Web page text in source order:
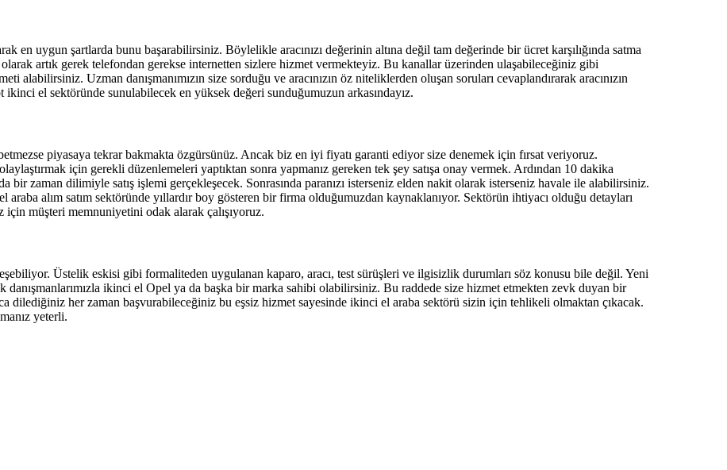
en uygun şartlarda bunu başarabilirsiniz. Böylelikle aracınızı değerinin altına değil tam değerinde bir ücret karşılığında satma
olarak artık gerek telefondan gerekse internetten sizlere hizmet vermekteyiz. Bu kanallar üzerinden ulaşabileceğiniz gibi
alabilirsiniz. Uzman danışmanımızın size sorduğu ve aracınızın öz niteliklerden oluşan soruları cevaplandırarak aracınızın
el sektöründe sunulabilecek en yüksek değeri sunduğumuzun arkasındayız.
piyasaya tekrar bakmakta özgürsünüz. Ancak biz en iyi fiyatı garanti ediyor size denemek için fırsat veriyoruz.
için gerekli düzenlemeleri yaptıktan sonra yapmanız gereken tek şey satışa onay vermek. Ardından 10 dakika
bir zaman dilimiyle satış işlemi gerçekleşecek. Sonrasında paranızı isterseniz elden nakit olarak isterseniz havale ile alabilirsiniz.
araba alım satım sektöründe yıllardır boy gösteren bir firma olduğumuzdan kaynaklanıyor. Sektörün ihtiyacı olduğu detayları
müşteri memnuniyetini odak alarak çalışıyoruz.
Üstelik eskisi gibi formaliteden uygulanan kaparo, aracı, test sürüşleri ve ilgisizlik durumları söz konusu bile değil. Yeni
danışmanlarımızla ikinci el Opel ya da başka bir marka sahibi olabilirsiniz. Bu raddede size hizmet etmekten zevk duyan bir
dilediğiniz her zaman başvurabileceğiniz bu eşsiz hizmet sayesinde ikinci el araba sektörü sizin için tehlikeli olmaktan çıkacak.
yeterli.